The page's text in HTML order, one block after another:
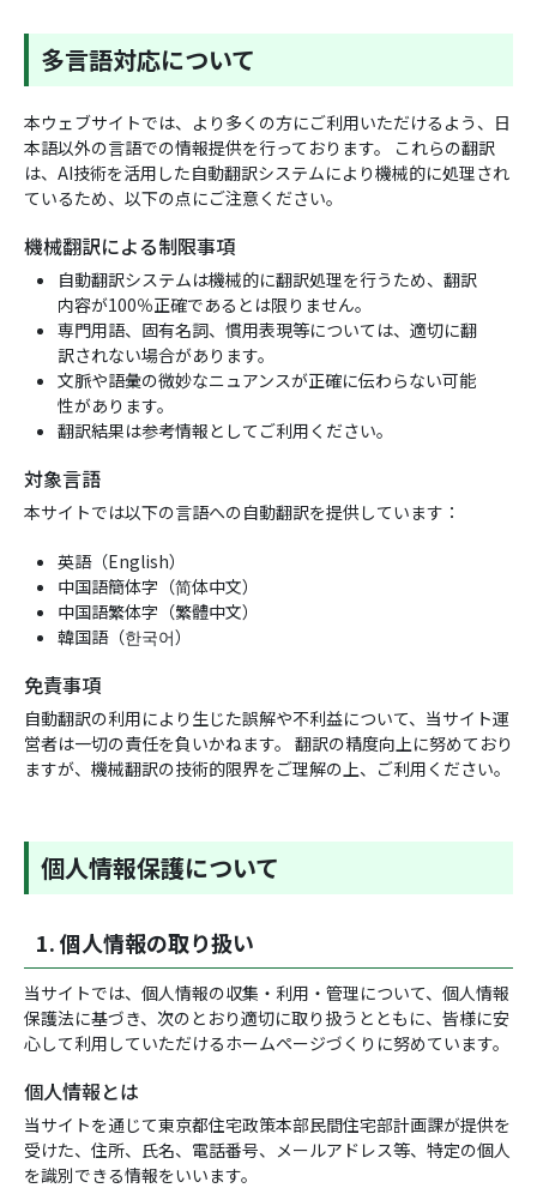
多言語対応について
本ウェブサイトでは、より多くの方にご利用いただけるよう、日
本語以外の言語での情報提供を行っております。 これらの翻訳
は、AI技術を活用した自動翻訳システムにより機械的に処理され
ているため、以下の点にご注意ください。
機械翻訳による制限事項
自動翻訳システムは機械的に翻訳処理を行うため、翻訳
内容が100％正確であるとは限りません。
専門用語、固有名詞、慣用表現等については、適切に翻
訳されない場合があります。
文脈や語彙の微妙なニュアンスが正確に伝わらない可能
性があります。
翻訳結果は参考情報としてご利用ください。
対象言語
本サイトでは以下の言語への自動翻訳を提供しています：
英語（English）
中国語簡体字（简体中文）
中国語繁体字（繁體中文）
韓国語（한국어）
免責事項
自動翻訳の利用により生じた誤解や不利益について、当サイト運
営者は一切の責任を負いかねます。 翻訳の精度向上に努めており
ますが、機械翻訳の技術的限界をご理解の上、ご利用ください。
個人情報保護について
1. 個人情報の取り扱い
当サイトでは、個人情報の収集・利用・管理について、個人情報
保護法に基づき、次のとおり適切に取り扱うとともに、皆様に安
心して利用していただけるホームページづくりに努めています。
個人情報とは
当サイトを通じて東京都住宅政策本部民間住宅部計画課が提供を
受けた、住所、氏名、電話番号、メールアドレス等、特定の個人
を識別できる情報をいいます。